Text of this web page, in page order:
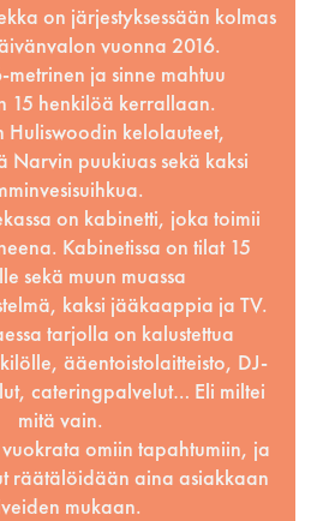
on järjestyksessään kolmas
vuonna 2016.
metrinen ja sinne mahtuu
15 henkilöä kerrallaan.
Huliswoodin kelolauteet,
Narvin puukiuas sekä kaksi
on kabinetti, joka toimii
Kabinetissa on tilat 15
sekä muun muassa
kaksi jääkaappia ja TV.
tarjolla on kalustettua
ääentoistolaitteisto, DJ-
cateringpalvelut… Eli miltei
mitä vain.
omiin tapahtumiin, ja
räätälöidään aina asiakkaan
mukaan.